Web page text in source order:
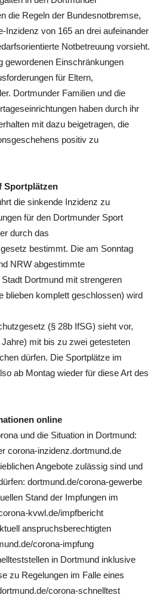
die Regeln der Bundesnotbremse,
Inzidenz von 165 an drei aufeinander
Notbetreuung vorsieht.
gewordenen Einschränkungen
für Eltern,
Dortmunder Familien und die
haben durch ihr
mit dazu beigetragen, die
positiv zu
Sportplätzen
die sinkende Inzidenz zu
für den Dortmunder Sport
durch das
bestimmt. Die am Sonntag
NRW abgestimmte
Dortmund mit strengeren
blieben komplett geschlossen) wird
(§ 28b IfSG) sieht vor,
mit bis zu zwei getesteten
dürfen. Die Sportplätze im
ab Montag wieder für diese Art des
online
und die Situation in Dortmund:
corona-inzidenz.dortmund.de
Angebote zulässig sind und
dortmund.de/corona-gewerbe
Stand der Impfungen im
kvwl.de/impfbericht
anspruchsberechtigten
corona-impfung
in Dortmund inklusive
zu Regelungen im Falle eines
corona-schnelltest